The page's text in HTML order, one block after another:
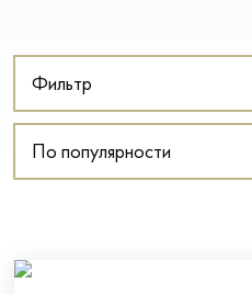
Фильтр
По популярности